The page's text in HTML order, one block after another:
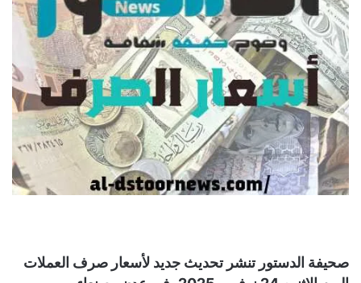
صحيفة الدستور تنشر تحديث جديد لأسعار صرف العملات